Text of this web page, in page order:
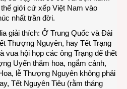
giới cứ xếp Việt Nam vào
nhất trần đời.
giải thích: Ở Trung Quốc và Đài
Thượng Nguyên, hay Tết Trạng
vua hội họp các ông Trạng để thết
Uyển thăm hoa, ngắm cảnh,
lễ Thượng Nguyên không phải
Tết Nguyên Tiêu (rằm tháng